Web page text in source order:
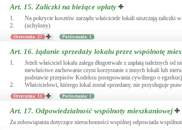
Art. 15. Zaliczki na bieżące opłaty
1.
Na pokrycie kosztów zarządu właściciele lokali uiszczają zaliczki
2.
(uchylony)
Orzeczenia: 27 Porównania: 1
Art. 16. żądanie sprzedaży lokalu przez wspólnotę
1.
Jeżeli właściciel lokalu zalega długotrwale z zapłatą należnych
niewłaściwe zachowanie czyni korzystanie z innych lokali lub
podstawie przepisów Kodeksu postępowania cywilnego o
2.
Właścicielowi, którego lokal został sprzedany, nie przysługuje
Orzeczenia: 11 Porównania: 1
Art. 17. Odpowiedzialność wspólnoty mieszkaniowej
Za zobowiązania dotyczące nieruchomości wspólnej odpowiada